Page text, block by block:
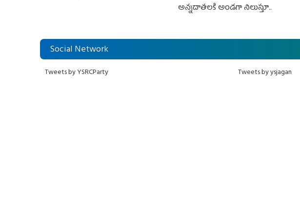
అన్నదాతలకి అండగా నిలుస్తూ..
Social Network
Tweets by YSRCParty Tweets by ysjagan